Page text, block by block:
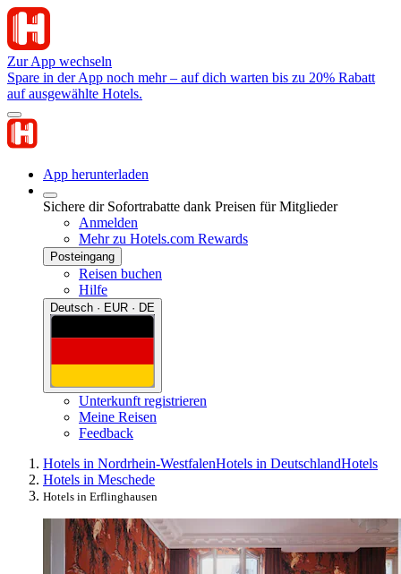
Zur App wechseln
Spare in der App noch mehr – auf dich warten bis zu 20% Rabatt
auf ausgewählte Hotels.
App herunterladen
Sichere dir Sofortrabatte dank Preisen für Mitglieder
Anmelden
Mehr zu Hotels.com Rewards
Posteingang
Reisen buchen
Hilfe
Deutsch · EUR · DE
Unterkunft registrieren
Meine Reisen
Feedback
Hotels in Nordrhein-WestfalenHotels in DeutschlandHotels
Hotels in Meschede
Hotels in Erflinghausen